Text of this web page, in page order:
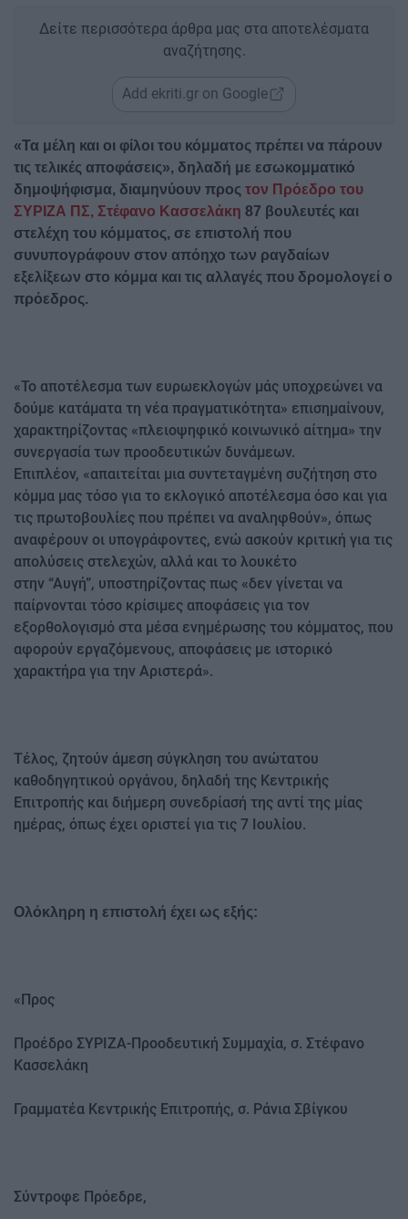
Δείτε περισσότερα άρθρα μας στα αποτελέσματα
αναζήτησης.
Add ekriti.gr on Google
«Τα μέλη και οι φίλοι του κόμματος πρέπει να πάρουν
τις τελικές αποφάσεις», δηλαδή με εσωκομματικό
δημοψήφισμα, διαμηνύουν προς τον Πρόεδρο του
ΣΥΡΙΖΑ ΠΣ, Στέφανο Κασσελάκη 87 βουλευτές και
στελέχη του κόμματος, σε επιστολή που
συνυπογράφουν στον απόηχο των ραγδαίων
εξελίξεων στο κόμμα και τις αλλαγές που δρομολογεί ο
πρόεδρος.
«Το αποτέλεσμα των ευρωεκλογών μάς υποχρεώνει να
δούμε κατάματα τη νέα πραγματικότητα» επισημαίνουν,
χαρακτηρίζοντας «πλειοψηφικό κοινωνικό αίτημα» την
συνεργασία των προοδευτικών δυνάμεων.
Επιπλέον, «απαιτείται μια συντεταγμένη συζήτηση στο
κόμμα μας τόσο για το εκλογικό αποτέλεσμα όσο και για
τις πρωτοβουλίες που πρέπει να αναληφθούν», όπως
αναφέρουν οι υπογράφοντες, ενώ ασκούν κριτική για τις
απολύσεις στελεχών, αλλά και το λουκέτο
στην “Αυγή”, υποστηρίζοντας πως «δεν γίνεται να
παίρνονται τόσο κρίσιμες αποφάσεις για τον
εξορθολογισμό στα μέσα ενημέρωσης του κόμματος, που
αφορούν εργαζόμενους, αποφάσεις με ιστορικό
χαρακτήρα για την Αριστερά».
Τέλος, ζητούν άμεση σύγκληση του ανώτατου
καθοδηγητικού οργάνου, δηλαδή της Κεντρικής
Επιτροπής και διήμερη συνεδρίασή της αντί της μίας
ημέρας, όπως έχει οριστεί για τις 7 Ιουλίου.
Ολόκληρη η επιστολή έχει ως εξής:
«Προς
Προέδρο ΣΥΡΙΖΑ-Προοδευτική Συμμαχία, σ. Στέφανο
Κασσελάκη
Γραμματέα Κεντρικής Επιτροπής, σ. Ράνια Σβίγκου
Σύντροφε Πρόεδρε,